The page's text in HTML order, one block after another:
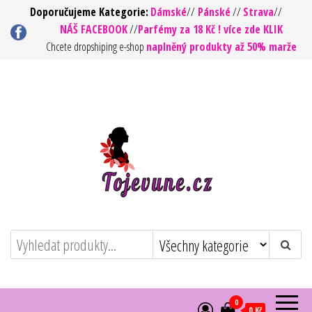
Přeskočit
na
Doporučujeme Kategorie: Dámské// Pánské//Strava//
NÁŠ FACEBOOK//Parfémy za 18 Kč ! více zde KLIK
Chcete dropshiping e-shop naplněný produkty až 50% marže
To jsou vůně ! – Kvalita za rozumnou
cenu
https://tojevune.cz/
0